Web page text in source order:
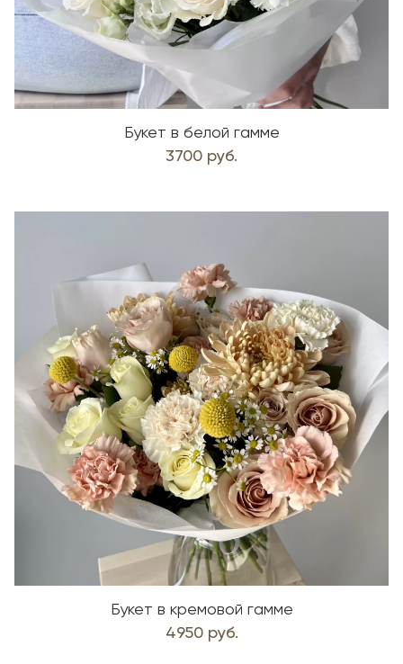
Букет в белой гамме
3700 руб.
Букет в кремовой гамме
4950 руб.